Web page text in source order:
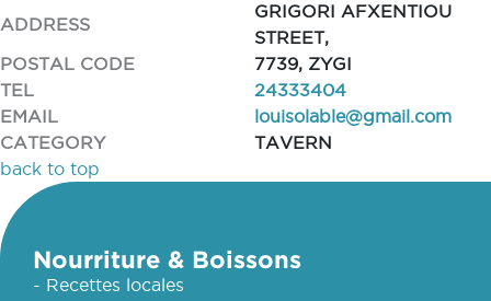
ADDRESS
GRIGORI AFXENTIOU
STREET,
POSTAL CODE
7739, ZYGI
TEL
24333404
EMAIL
louisolable@gmail.com
CATEGORY
TAVERN
back to top
Nourriture & Boissons
- Recettes locales